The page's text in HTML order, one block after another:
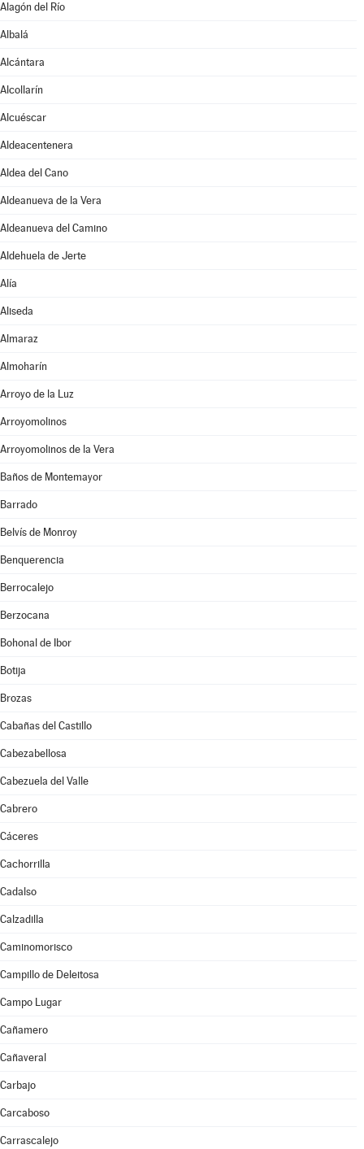
Alagón del Río
Albalá
Alcántara
Alcollarín
Alcuéscar
Aldeacentenera
Aldea del Cano
Aldeanueva de la Vera
Aldeanueva del Camino
Aldehuela de Jerte
Alía
Aliseda
Almaraz
Almoharín
Arroyo de la Luz
Arroyomolinos
Arroyomolinos de la Vera
Baños de Montemayor
Barrado
Belvís de Monroy
Benquerencia
Berrocalejo
Berzocana
Bohonal de Ibor
Botija
Brozas
Cabañas del Castillo
Cabezabellosa
Cabezuela del Valle
Cabrero
Cáceres
Cachorrilla
Cadalso
Calzadilla
Caminomorisco
Campillo de Deleitosa
Campo Lugar
Cañamero
Cañaveral
Carbajo
Carcaboso
Carrascalejo